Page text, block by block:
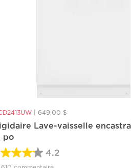
|649,00 $
Lave-vaisselle
po
4.2